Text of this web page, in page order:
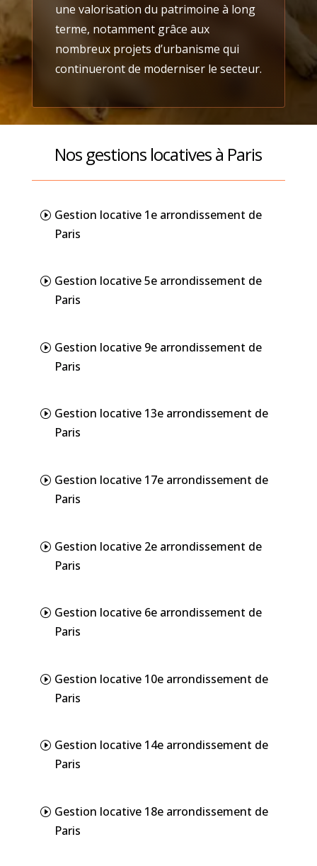
une valorisation du patrimoine à long
terme, notamment grâce aux
nombreux projets d’urbanisme qui
continueront de moderniser le secteur.
Nos gestions locatives à Paris
Gestion locative 1e arrondissement de
Paris
Gestion locative 5e arrondissement de
Paris
Gestion locative 9e arrondissement de
Paris
Gestion locative 13e arrondissement de
Paris
Gestion locative 17e arrondissement de
Paris
Gestion locative 2e arrondissement de
Paris
Gestion locative 6e arrondissement de
Paris
Gestion locative 10e arrondissement de
Paris
Gestion locative 14e arrondissement de
Paris
Gestion locative 18e arrondissement de
Paris